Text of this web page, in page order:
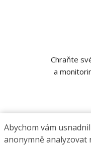
Chraňte
a
Abychom vám
anonymně analyzovat